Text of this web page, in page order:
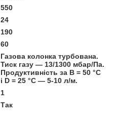
550
24
190
60
Газова колонка турбована.
Тиск газу — 13/1300 мбар/Па.
Продуктивність за B = 50 °C
і D = 25 °C — 5-10 л/м.
1
Так